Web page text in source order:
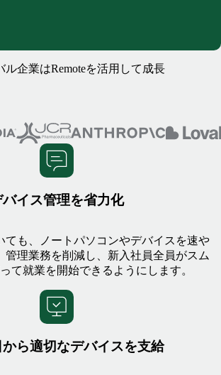
ル企業はRemoteを活用して成長
バイス管理を省力化
ても、ノートパソコンやデバイスを速や
管理業務を削減し、新入社員全員がスム
て就業を開始できるようにします。
から適切なデバイスを支給